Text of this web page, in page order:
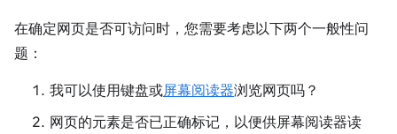
在确定网页是否可访问时，您需要考虑以下两个一般性问
题：
我可以使用键盘或屏幕阅读器浏览网页吗？
网页的元素是否已正确标记，以便供屏幕阅读器读